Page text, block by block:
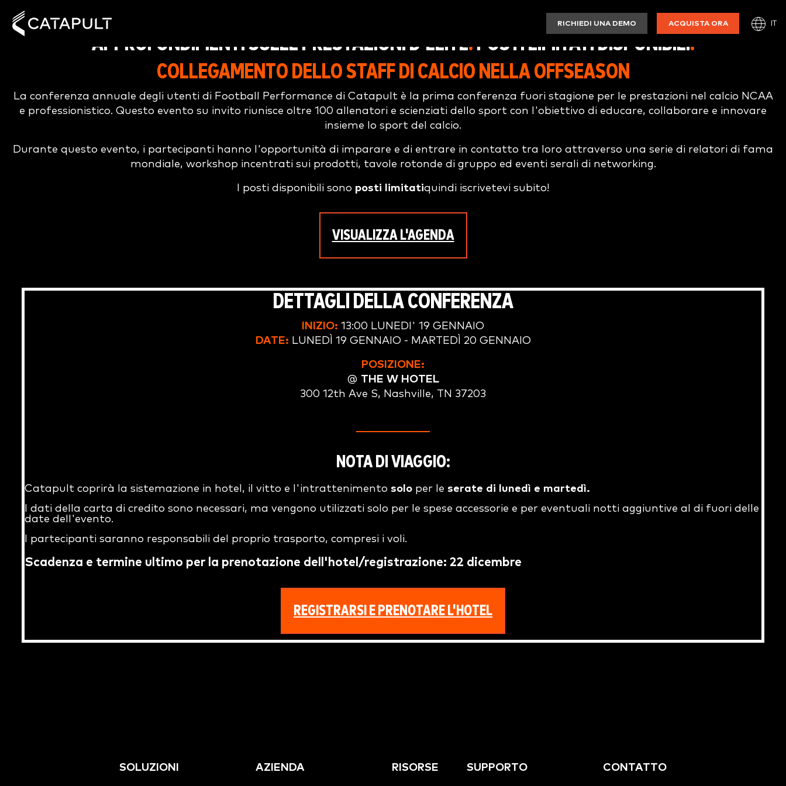
RICHIEDI UNA DEMO ACQUISTA ORA IT
APPROFONDIMENTI SULLE PRESTAZIONI D'ÉLITE. POSTI LIMITATI DISPONIBILI.
COLLEGAMENTO DELLO STAFF DI CALCIO NELLA OFFSEASON
La conferenza annuale degli utenti di Football Performance di Catapult è la prima conferenza fuori stagione per le prestazioni nel calcio NCAA
e professionistico. Questo evento su invito riunisce oltre 100 allenatori e scienziati dello sport con l'obiettivo di educare, collaborare e innovare
insieme lo sport del calcio.
Durante questo evento, i partecipanti hanno l'opportunità di imparare e di entrare in contatto tra loro attraverso una serie di relatori di fama
mondiale, workshop incentrati sui prodotti, tavole rotonde di gruppo ed eventi serali di networking.
I posti disponibili sono posti limitatiquindi iscrivetevi subito!
VISUALIZZA L'AGENDA
DETTAGLI DELLA CONFERENZA
INIZIO: 13:00 LUNEDI' 19 GENNAIO
DATE: LUNEDÌ 19 GENNAIO - MARTEDÌ 20 GENNAIO
POSIZIONE:
@ THE W HOTEL
300 12th Ave S, Nashville, TN 37203
NOTA DI VIAGGIO:
Catapult coprirà la sistemazione in hotel, il vitto e l'intrattenimento solo per le serate di lunedì e martedì.
I dati della carta di credito sono necessari, ma vengono utilizzati solo per le spese accessorie e per eventuali notti aggiuntive al di fuori delle
date dell'evento.
I partecipanti saranno responsabili del proprio trasporto, compresi i voli.
Scadenza e termine ultimo per la prenotazione dell'hotel/registrazione: 22 dicembre
REGISTRARSI E PRENOTARE L'HOTEL
SOLUZIONI AZIENDA RISORSE SUPPORTO CONTATTO